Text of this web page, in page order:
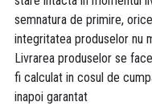
semnatura de primire,
integritatea produselor nu
Livrarea produselor se
fi calculat in cosul de
inapoi garantat